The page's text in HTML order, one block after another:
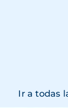
Ir a todas